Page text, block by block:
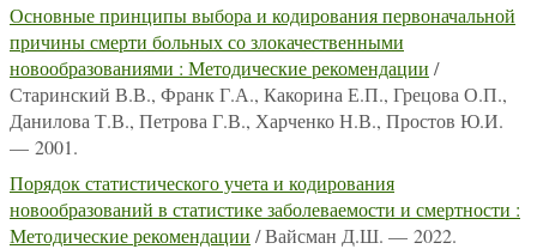
Основные принципы выбора и кодирования первоначальной
причины смерти больных со злокачественными
новообразованиями : Методические рекомендации /
Старинский В.В., Франк Г.А., Какорина Е.П., Грецова О.П.,
Данилова Т.В., Петрова Г.В., Харченко Н.В., Простов Ю.И.
— 2001.
Порядок статистического учета и кодирования
новообразований в статистике заболеваемости и смертности :
Методические рекомендации / Вайсман Д.Ш. — 2022.